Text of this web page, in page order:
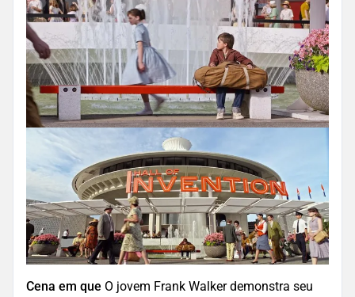
Cena em que O jovem Frank Walker demonstra seu